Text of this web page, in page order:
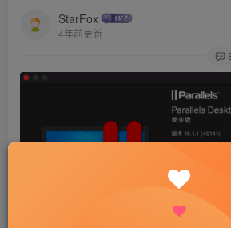
StarFox
4年前更新